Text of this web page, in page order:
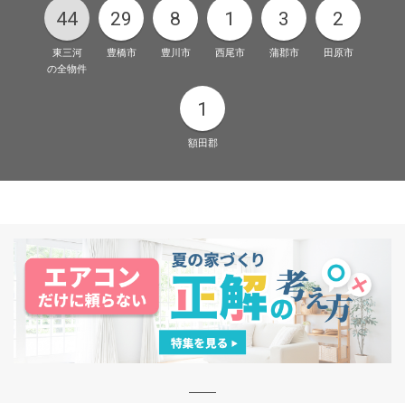
44
東三河
の全物件
29
豊橋市
8
豊川市
1
西尾市
3
蒲郡市
2
田原市
1
額田郡